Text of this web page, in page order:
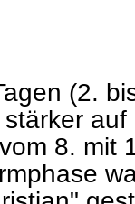
(2.
8. mit